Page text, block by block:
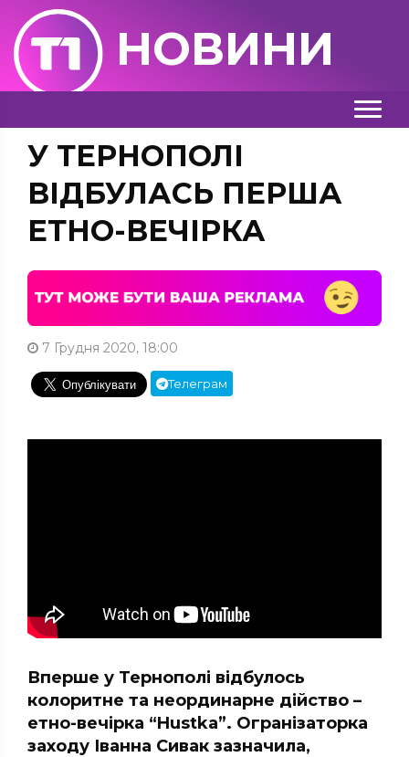
НОВИНИ
У ТЕРНОПОЛІ
ВІДБУЛАСЬ ПЕРША
ЕТНО-ВЕЧІРКА
7 Грудня 2020, 18:00
Телеграм
Вперше у Тернополі відбулось
колоритне та неординарне дійство –
етно-вечірка “Hustka”. Огранізаторка
заходу Іванна Сивак зазначила,